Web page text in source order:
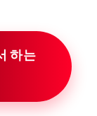
하는